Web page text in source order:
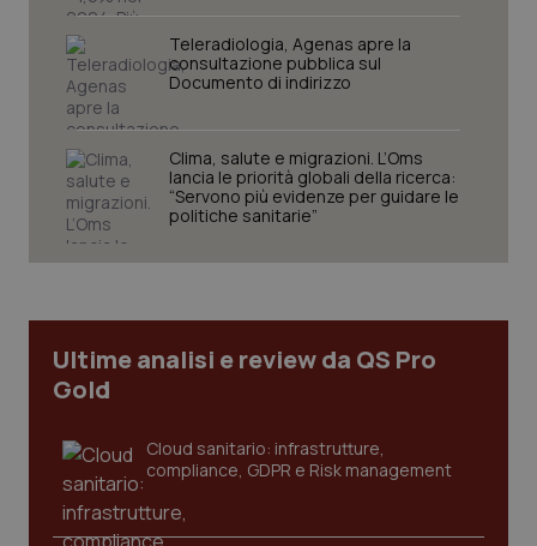
Teleradiologia, Agenas apre la
consultazione pubblica sul
Documento di indirizzo
Clima, salute e migrazioni. L’Oms
lancia le priorità globali della ricerca:
“Servono più evidenze per guidare le
politiche sanitarie”
Ultime analisi e review da QS Pro
Gold
Cloud sanitario: infrastrutture,
compliance, GDPR e Risk management
Necessari Statistici Marketing
I cookie necessari contribuiscono a rendere fruibile il
sito web abilitandone funzionalità di base quali la
navigazione sulle pagine e l'accesso alle aree
protette del sito. Il sito web non è in grado di
funzionare correttamente senza questi cookie.
Nome
Fornitore /Dominio
VISITOR_PRIVACY_METADATA